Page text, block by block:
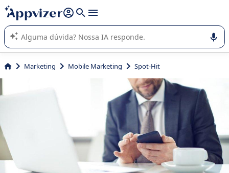
de nossa IA (várias linhas com
A IA do Appvizer o orienta no uso ou na seleção de software
SaaS para sua empresa.
Marketing Mobile Marketing Spot-Hit